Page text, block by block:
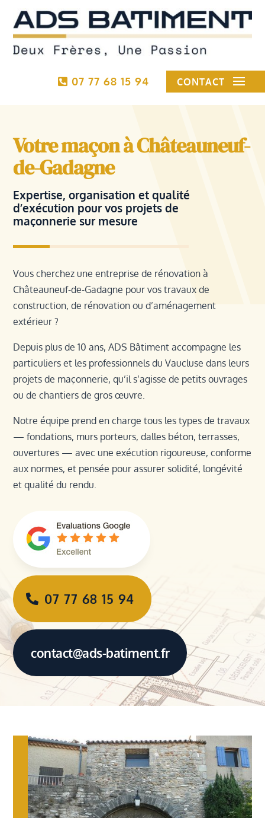
07 77 68 15 94 CONTACT
Votre maçon à Châteauneuf-
de-Gadagne
Expertise, organisation et qualité
d’exécution pour vos projets de
maçonnerie sur mesure
Vous cherchez une entreprise de rénovation à
Châteauneuf-de-Gadagne pour vos travaux de
construction, de rénovation ou d’aménagement
extérieur ?
Depuis plus de 10 ans, ADS Bâtiment accompagne les
particuliers et les professionnels du Vaucluse dans leurs
projets de maçonnerie, qu’il s’agisse de petits ouvrages
ou de chantiers de gros œuvre.
Notre équipe prend en charge tous les types de travaux
— fondations, murs porteurs, dalles béton, terrasses,
ouvertures — avec une exécution rigoureuse, conforme
aux normes, et pensée pour assurer solidité, longévité
et qualité du rendu.
07 77 68 15 94
contact@ads-batiment.fr